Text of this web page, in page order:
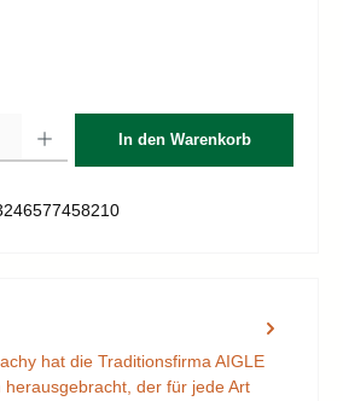
In den Warenkorb
hat die Traditionsfirma AIGLE
herausgebracht, der für jede Art